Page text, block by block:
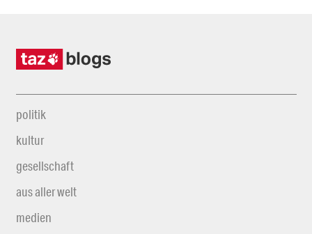
politik
kultur
gesellschaft
aus aller welt
medien